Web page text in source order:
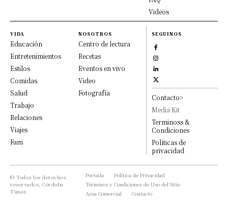
Videos
VIDA
Educación
Entretenimientos
Estilos
Comidas
Salud
Trabajo
Relaciones
Viajes
Fam
NOSOTROS
Centro de lectura
Recetas
Eventos en vivo
Video
Fotografía
SEGUINOS
Contacto>
Media Kit
Terminoss &
Condiciones
Políticas de
privacidad
© Todos los derechos
reservados, Córdoba
Times
Portada
Política de Privacidad
Términos y Condiciones de Uso del Sitio
Area Comercial
Contacto